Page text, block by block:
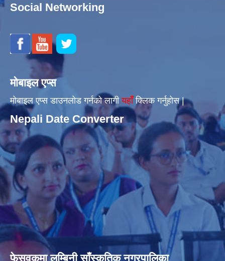
Social Networking
मोबाइल एप्स
मोबाइल एप्स डाउनलोड गर्नको लागीयहाँँक्लिक गर्नुहोस |
Nepali Date Converter
फेसवुकमा लुम्बिनी साँस्कृतिक नगरपालिका